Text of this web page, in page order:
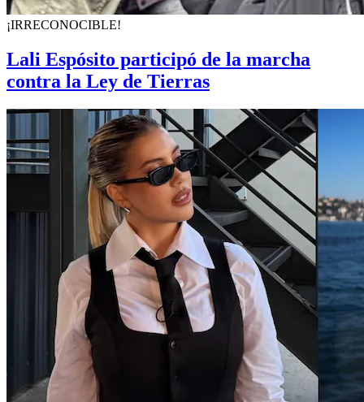
¡IRRECONOCIBLE!
Lali Espósito participó de la marcha
contra la Ley de Tierras